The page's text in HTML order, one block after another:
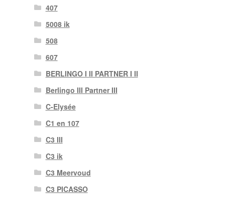
407
5008 ik
508
607
BERLINGO I II PARTNER I II
Berlingo III Partner III
C-Elysée
C1 en 107
C3 III
C3 ik
C3 Meervoud
C3 PICASSO